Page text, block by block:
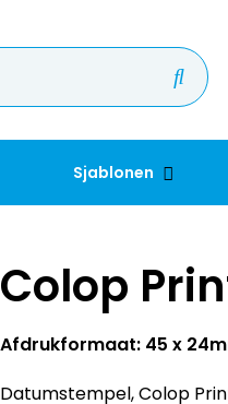
Sjablonen
Colop
Afdrukformaat: 45 x
Datumstempel, Colop
onder de datum.